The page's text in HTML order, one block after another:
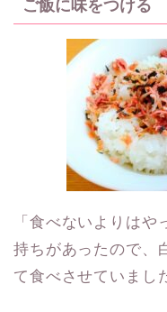
ご飯に味をつける
「食べないよりは
持ちがあったので、
て食べさせていまし